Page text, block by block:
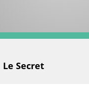
Le Secret